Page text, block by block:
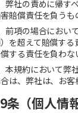
弊社の責めに帰す
賠償責任を負うも
前項の場合におい
を超えて賠償す
する責任を負わな
本規約において弊
は、弊社は、お客
条（個人情